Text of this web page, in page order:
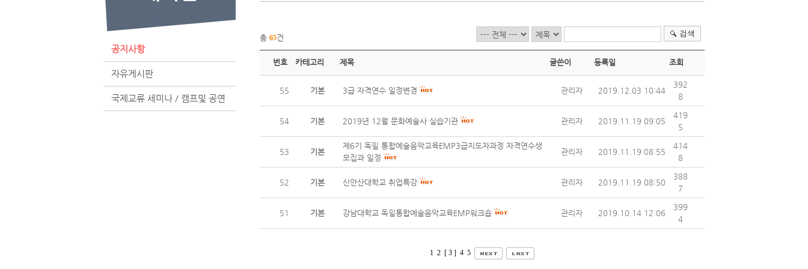
공지사항
자유게시판
국제교류 세미나 / 캠프및 공연
총 65건 검색
번호 카테고리 제목 글쓴이 등록일 조회
55 기본 3급 자격연수 일정변경 관리자 2019.12.03 10:44
392
8
54 기본 2019년 12월 문화예술사 실습기관 관리자 2019.11.19 09:05
419
5
53 기본
제6기 독일 통합예술음악교육EMP3급지도자과정 자격연수생
모집과 일정
관리자 2019.11.19 08:55
414
8
52 기본 신안산대학교 취업특강 관리자 2019.11.19 08:50
388
7
51 기본 강남대학교 독일통합예술음악교육EMP워크숍 관리자 2019.10.14 12:06
399
4
1 2 [ 3 ] 4 5